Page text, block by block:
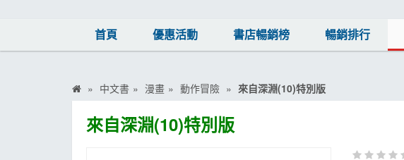
首頁 優惠活動 書店暢銷榜 暢銷排行
中文書 漫畫 動作冒險 來自深淵(10)特別版
來自深淵(10)特別版
MOOK